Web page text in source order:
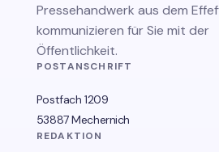
Pressehandwerk aus dem
kommunizieren für Sie mit der
Öffentlichkeit.
POSTANSCHRIFT
Postfach 1209
53887 Mechernich
REDAKTION